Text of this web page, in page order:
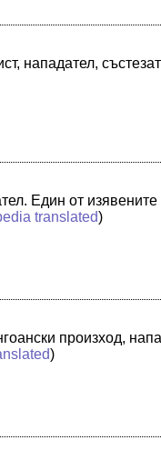
нападател,
Един от
translated)
произход,
)